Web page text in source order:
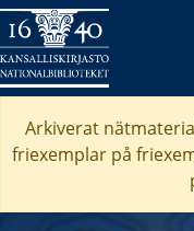
Arkiverat
friexemplar på